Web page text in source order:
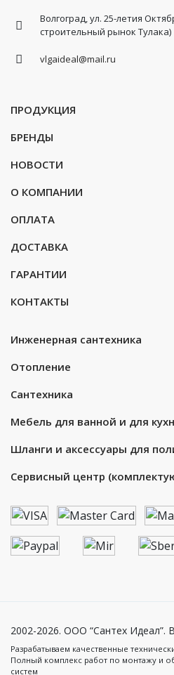
Волгоград, ул. 25-летия
строительный рынок Тулака)
vlgaideal@mail.ru
ПРОДУКЦИЯ
БРЕНДЫ
НОВОСТИ
О КОМПАНИИ
ОПЛАТА
ДОСТАВКА
ГАРАНТИИ
КОНТАКТЫ
Инженерная сантехника
Отопление
Сантехника
Мебель для ванной и для
Шланги и аксессуары для
Сервисный центр
2002-2026. ООО “Сантех Идеал”.
Разрабатываем качественные
Полный комплекс работ по монтажу и
систем